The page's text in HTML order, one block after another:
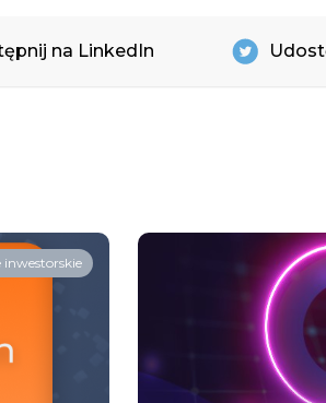
na LinkedIn
inwestorskie